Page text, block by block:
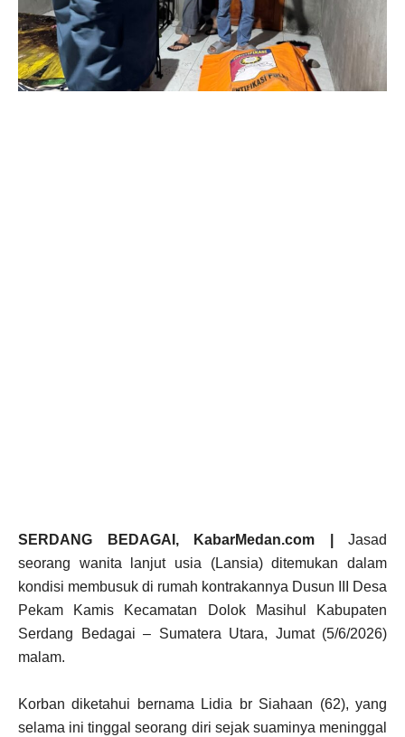
SERDANG BEDAGAI, KabarMedan.com |
Jasad
seorang wanita lanjut usia (Lansia) ditemukan dalam
kondisi membusuk di rumah kontrakannya Dusun III Desa
Pekam Kamis Kecamatan Dolok Masihul Kabupaten
Serdang Bedagai – Sumatera Utara, Jumat (5/6/2026)
malam.
Korban diketahui bernama Lidia br Siahaan (62), yang
selama ini tinggal seorang diri sejak suaminya meninggal